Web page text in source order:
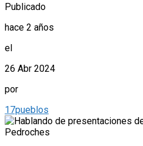
Publicado
hace 2 años
el
26 Abr 2024
por
17pueblos